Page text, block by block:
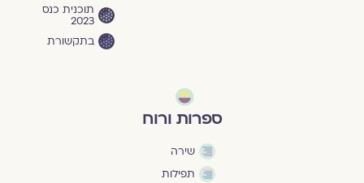
תוכנית כנס
2023
בתקשורת
ספרות ורוח
שירה
תפילות